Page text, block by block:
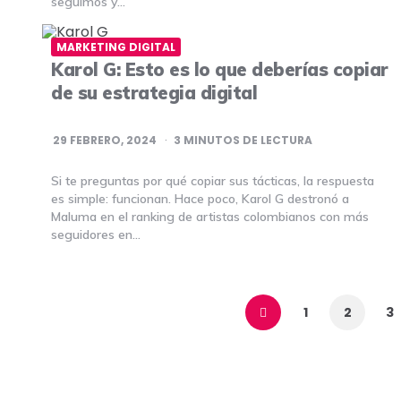
MARKETING DIGITAL
Karol G: Esto es lo que deberías copiar
de su estrategia digital
29 FEBRERO, 2024 3 MINUTOS DE LECTURA
Si te preguntas por qué copiar sus tácticas, la respuesta
es simple: funcionan. Hace poco, Karol G destronó a
Maluma en el ranking de artistas colombianos con más
seguidores en…
1 2 3